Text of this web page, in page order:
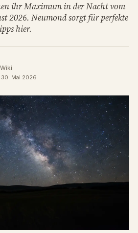
ihr Maximum in der Nacht vom
2026. Neumond sorgt für perfekte
hier.
Mai 2026